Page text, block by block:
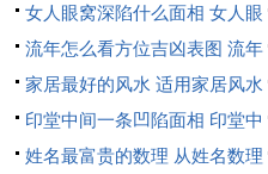
化率的高低，他说到底，庚金
是那把熊熊炉火，扛住则终身
身体健康与情绪管理需留意哪
火旺熔金，直指命元受克的体
女人眼窝深陷什么面相 女人眼
窝深陷是短命相吗
流年怎么看方位吉凶表图 流年
位置怎么看
家居最好的风水 适用家居风水
印堂中间一条凹陷面相 印堂中
间有条线沟好不好
姓名最富贵的数理 从姓名数理